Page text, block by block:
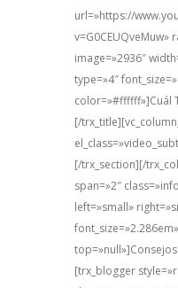
url=»https://
v=G0CEUQveMuw»
image=»2936″
type=»4″
color=»#ffffff»]Cuál
[/
[/trx_section][/
span=»2″
left=»small»
[trx_blogger